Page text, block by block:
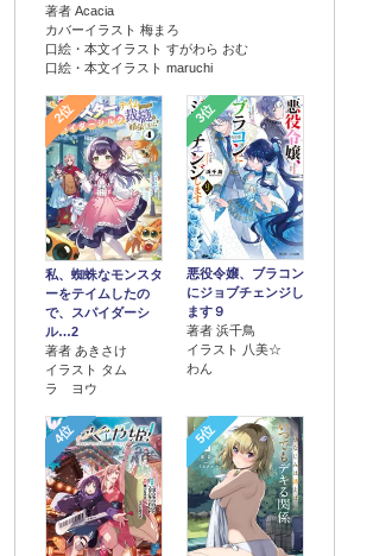
著者 Acacia
カバーイラスト 梅まろ
口絵・本文イラスト すがわら おむ
口絵・本文イラスト maruchi
2位
私、蜘蛛なモンスタ
ーをテイムしたの
で、スパイダーシ
ル…2
著者 あきさけ
イラスト タム
ラ ヨウ
3位
悪役令嬢、ブラコン
にジョブチェンジし
ます９
著者 浜千鳥
イラスト 八美☆
わん
4位 5位